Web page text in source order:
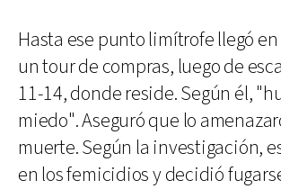
Hasta ese punto limítrofe llegó
un tour de compras, luego de
11-14, donde reside. Según él,
miedo". Aseguró que lo
muerte. Según la investigación,
en los femicidios y decidió